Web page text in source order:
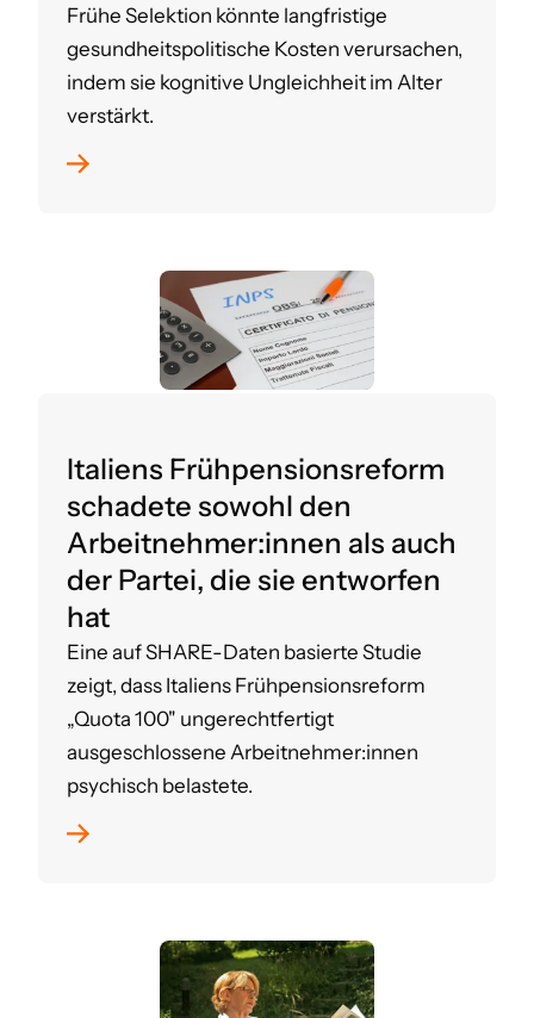
Frühe Selektion könnte langfristige
gesundheitspolitische Kosten verursachen,
indem sie kognitive Ungleichheit im Alter
verstärkt.
Italiens Frühpensionsreform
schadete sowohl den
Arbeitnehmer:innen als auch
der Partei, die sie entworfen
hat
Eine auf SHARE-Daten basierte Studie
zeigt, dass Italiens Frühpensionsreform
„Quota 100" ungerechtfertigt
ausgeschlossene Arbeitnehmer:innen
psychisch belastete.